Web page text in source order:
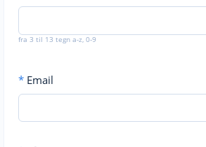
fra 3 til 13 tegn a-z, 0-9
* Email